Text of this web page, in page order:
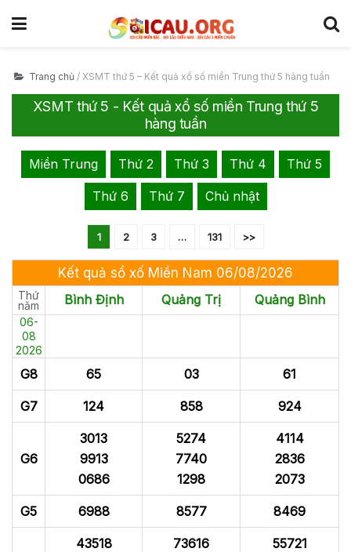
Trang chủ / XSMT thứ 5 – Kết quả xổ số miền Trung thứ 5 hàng tuần
XSMT thứ 5 - Kết quả xổ số miền Trung thứ 5
hàng tuần
Miền Trung Thứ 2 Thứ 3 Thứ 4 Thứ 5
Thứ 6 Thứ 7 Chủ nhật
1 2 3 … 131 >>
Kết quả sổ xố Miền Nam 06/08/2026
Thứ
năm Bình Định Quảng Trị Quảng Bình
06-
08
2026
G8 65 03 61
G7 124 858 924
G6
3013
9913
0686
5274
7740
1298
4114
2836
2073
G5 6988 8577 8469
43518
73616
55721